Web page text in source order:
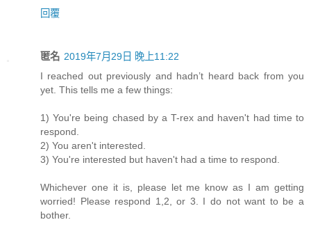
回覆
匿名 2019年7月29日 晚上11:22
I reached out previously and hadn’t heard back from you
yet. This tells me a few things:
1) You're being chased by a T-rex and haven't had time to
respond.
2) You aren't interested.
3) You're interested but haven't had a time to respond.
Whichever one it is, please let me know as I am getting
worried! Please respond 1,2, or 3. I do not want to be a
bother.